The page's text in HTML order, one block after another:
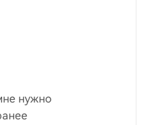
нужно